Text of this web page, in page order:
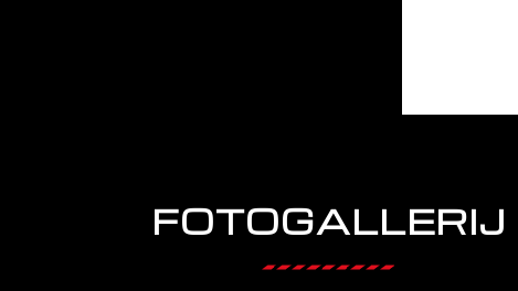
FOTOGALLERIJ